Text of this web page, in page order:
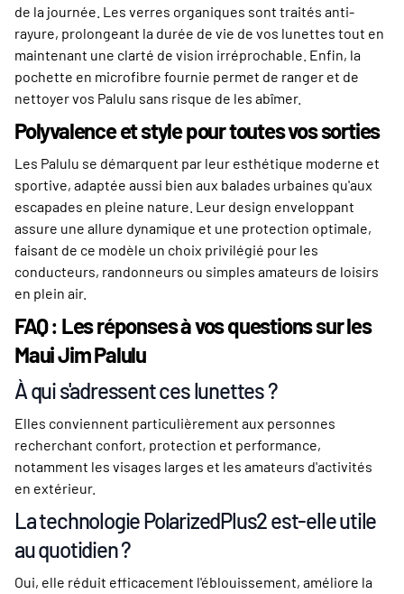
de la journée. Les verres organiques sont traités anti-
rayure, prolongeant la durée de vie de vos lunettes tout en
maintenant une clarté de vision irréprochable. Enfin, la
pochette en microfibre fournie permet de ranger et de
nettoyer vos Palulu sans risque de les abîmer.
Polyvalence et style pour toutes vos sorties
Les Palulu se démarquent par leur esthétique moderne et
sportive, adaptée aussi bien aux balades urbaines qu'aux
escapades en pleine nature. Leur design enveloppant
assure une allure dynamique et une protection optimale,
faisant de ce modèle un choix privilégié pour les
conducteurs, randonneurs ou simples amateurs de loisirs
en plein air.
FAQ : Les réponses à vos questions sur les
Maui Jim Palulu
À qui s'adressent ces lunettes ?
Elles conviennent particulièrement aux personnes
recherchant confort, protection et performance,
notamment les visages larges et les amateurs d'activités
en extérieur.
La technologie PolarizedPlus2 est-elle utile
au quotidien ?
Oui, elle réduit efficacement l'éblouissement, améliore la